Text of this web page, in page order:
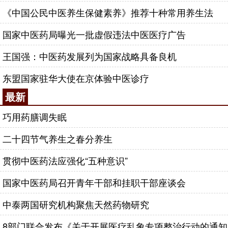
《中国公民中医养生保健素养》推荐十种常用养生法
国家中医药局曝光一批虚假违法中医医疗广告
王国强：中医药发展列为国家战略具备良机
东盟国家驻华大使在京体验中医诊疗
最新
巧用药膳调失眠
二十四节气养生之春分养生
贯彻中医药法应强化“五种意识”
国家中医药局召开青年干部和挂职干部座谈会
中泰两国研究机构聚焦天然药物研究